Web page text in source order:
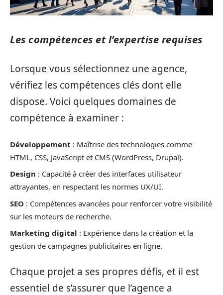
Les compétences et l’expertise requises
Lorsque vous sélectionnez une agence,
vérifiez les compétences clés dont elle
dispose. Voici quelques domaines de
compétence à examiner :
Développement : Maîtrise des technologies comme
HTML, CSS, JavaScript et CMS (WordPress, Drupal).
Design : Capacité à créer des interfaces utilisateur
attrayantes, en respectant les normes UX/UI.
SEO : Compétences avancées pour renforcer votre visibilité
sur les moteurs de recherche.
Marketing digital : Expérience dans la création et la
gestion de campagnes publicitaires en ligne.
Chaque projet a ses propres défis, et il est
essentiel de s’assurer que l’agence a